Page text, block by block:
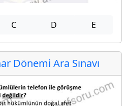
C D E
Dönemi Ara Sınavı